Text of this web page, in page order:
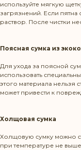
используйте мягкую
загрязнений. Если
раствор. После чистки
Поясная сумка из
Для ухода за поясной
использовать
этого материала нельзя
может привести к
Холщовая сумка
Холщовую сумку можно
при температуре не